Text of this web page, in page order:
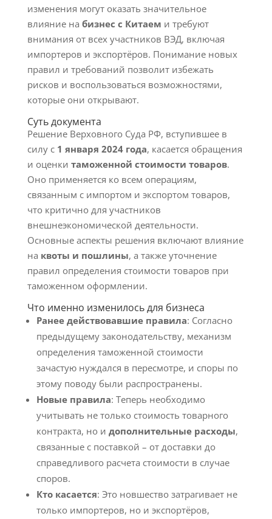
изменения могут оказать значительное
влияние на бизнес с Китаем и требуют
внимания от всех участников ВЭД, включая
импортеров и экспортёров. Понимание новых
правил и требований позволит избежать
рисков и воспользоваться возможностями,
которые они открывают.
Суть документа
Решение Верховного Суда РФ, вступившее в
силу с 1 января 2024 года, касается обращения
и оценки таможенной стоимости товаров.
Оно применяется ко всем операциям,
связанным с импортом и экспортом товаров,
что критично для участников
внешнеэкономической деятельности.
Основные аспекты решения включают влияние
на квоты и пошлины, а также уточнение
правил определения стоимости товаров при
таможенном оформлении.
Что именно изменилось для бизнеса
Ранее действовавшие правила: Согласно
предыдущему законодательству, механизм
определения таможенной стоимости
зачастую нуждался в пересмотре, и споры по
этому поводу были распространены.
Новые правила: Теперь необходимо
учитывать не только стоимость товарного
контракта, но и дополнительные расходы,
связанные с поставкой – от доставки до
справедливого расчета стоимости в случае
споров.
Кто касается: Это новшество затрагивает не
только импортеров, но и экспортёров,